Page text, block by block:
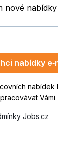
nové
nabídky
Vámi
Jobs.cz